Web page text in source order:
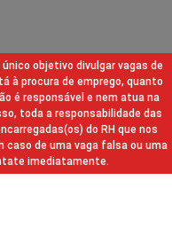
objetivo divulgar vagas de
à procura de emprego, quanto
é responsável e nem atua na
toda a responsabilidade das
do RH que nos
caso de uma vaga falsa ou uma
imediatamente.